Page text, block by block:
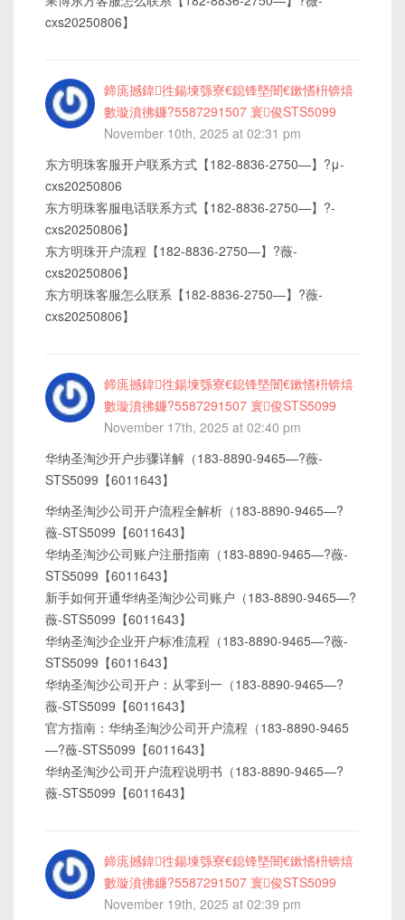
cxs20250806】
鍗庣撼鍏徃鍚堜綔寮€鎴锋墍闇€鏉愭枡锛熺
數璇濆彿鐮?5587291507 寰俊STS5099
November 10th, 2025 at 02:31 pm
东方明珠客服开户联系方式【182-8836-2750—】?μ-
cxs20250806
东方明珠客服电话联系方式【182-8836-2750—】?-
cxs20250806】
东方明珠开户流程【182-8836-2750—】?薇-
cxs20250806】
东方明珠客服怎么联系【182-8836-2750—】?薇-
cxs20250806】
鍗庣撼鍏徃鍚堜綔寮€鎴锋墍闇€鏉愭枡锛熺
數璇濆彿鐮?5587291507 寰俊STS5099
November 17th, 2025 at 02:40 pm
华纳圣淘沙开户步骤详解（183-8890-9465—?薇-
STS5099【6011643】
华纳圣淘沙公司开户流程全解析（183-8890-9465—?
薇-STS5099【6011643】
华纳圣淘沙公司账户注册指南（183-8890-9465—?薇-
STS5099【6011643】
新手如何开通华纳圣淘沙公司账户（183-8890-9465—?
薇-STS5099【6011643】
华纳圣淘沙企业开户标准流程（183-8890-9465—?薇-
STS5099【6011643】
华纳圣淘沙公司开户：从零到一（183-8890-9465—?
薇-STS5099【6011643】
官方指南：华纳圣淘沙公司开户流程（183-8890-9465
—?薇-STS5099【6011643】
华纳圣淘沙公司开户流程说明书（183-8890-9465—?
薇-STS5099【6011643】
鍗庣撼鍏徃鍚堜綔寮€鎴锋墍闇€鏉愭枡锛熺
數璇濆彿鐮?5587291507 寰俊STS5099
November 19th, 2025 at 02:39 pm